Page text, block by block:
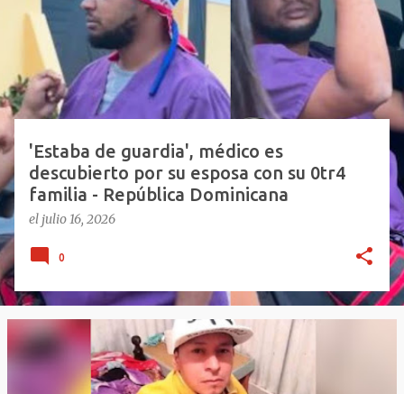
d
a
s
'Estaba de guardia', médico es
descubierto por su esposa con su 0tr4
familia - República Dominicana
el julio 16, 2026
0